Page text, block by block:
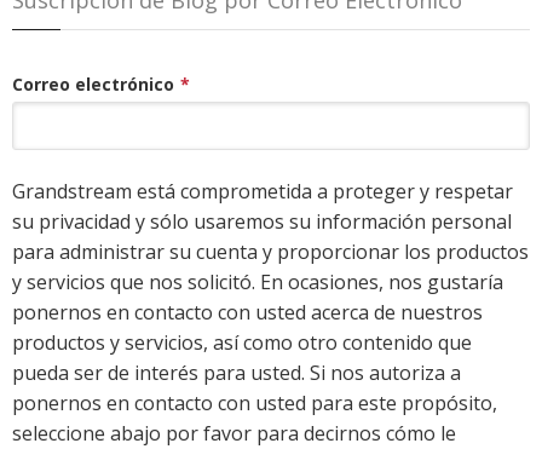
Correo electrónico *
Grandstream está comprometida a proteger y respetar
su privacidad y sólo usaremos su información personal
para administrar su cuenta y proporcionar los productos
y servicios que nos solicitó. En ocasiones, nos gustaría
ponernos en contacto con usted acerca de nuestros
productos y servicios, así como otro contenido que
pueda ser de interés para usted. Si nos autoriza a
ponernos en contacto con usted para este propósito,
seleccione abajo por favor para decirnos cómo le